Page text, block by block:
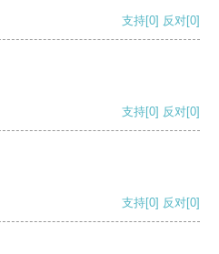
支持[0] 反对[0]
支持[0] 反对[0]
支持[0] 反对[0]